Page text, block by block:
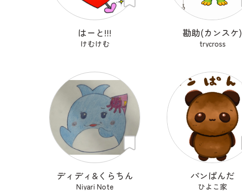
はーと!!!
けむけむ
勘助(カンスケ)
trycross
ディディ&くらちん
Niyari Note
パンぱんだ
ひよこ家